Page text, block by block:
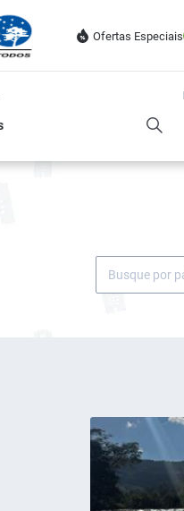
Ofertas Especiais